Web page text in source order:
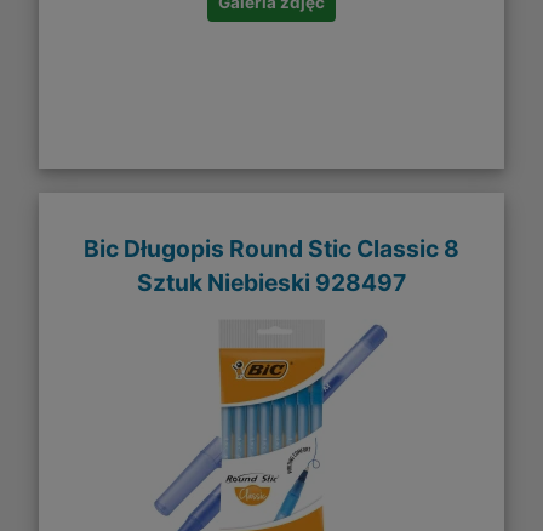
Bic Długopis Round Stic Classic 8
Sztuk Niebieski 928497